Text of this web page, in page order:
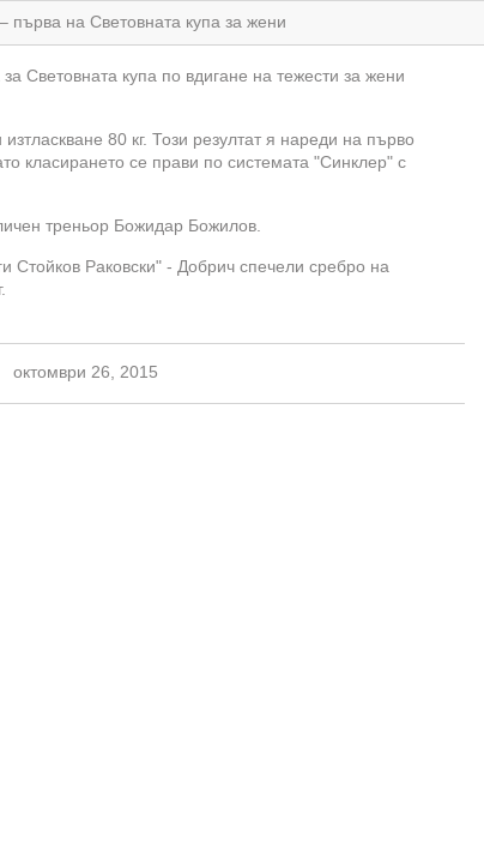
първа на Световната купа за жени
Световната купа по вдигане на тежести за жени
80 кг. Този резултат я нареди на първо
класирането се прави по системата "Синклер" с
треньор Божидар Божилов.
Стойков Раковски" - Добрич спечели сребро на
октомври 26, 2015